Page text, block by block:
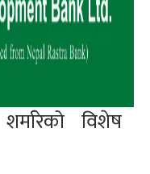
विशेष